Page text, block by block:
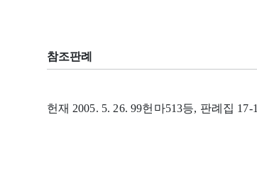
참조판례
헌재 2005. 5. 26. 99헌마513등, 판례집 17-